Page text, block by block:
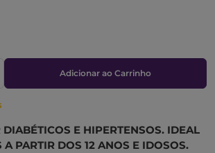
Adicionar ao Carrinho
E HIPERTENSOS. IDEAL
A PARTIR DOS 12 ANOS E IDOSOS.